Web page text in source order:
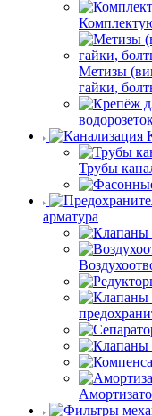
Метизы
гайки,
Трубы
арматура